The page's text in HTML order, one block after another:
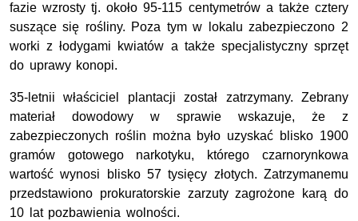
fazie wzrosty tj. około 95-115 centymetrów a także cztery
suszące się rośliny. Poza tym w lokalu zabezpieczono 2
worki z łodygami kwiatów a także specjalistyczny sprzęt
do uprawy konopi.
35-letnii właściciel plantacji został zatrzymany. Zebrany
materiał dowodowy w sprawie wskazuje, że z
zabezpieczonych roślin można było uzyskać blisko 1900
gramów gotowego narkotyku, którego czarnorynkowa
wartość wynosi blisko 57 tysięcy złotych. Zatrzymanemu
przedstawiono prokuratorskie zarzuty zagrożone karą do
10 lat pozbawienia wolności.